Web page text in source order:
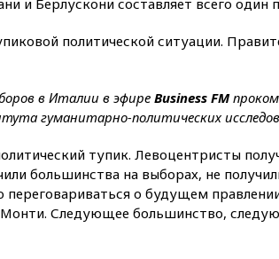
политической ситуации.
в Италии в эфире Business FM
гуманитарно-политических
тупик. Левоцентристы
большинства на выборах, не
переговариваться о будущем
Следующее большинство,